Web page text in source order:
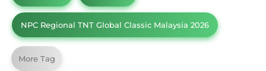
NPC Regional TNT Global Classic Malaysia 2026
More Tag